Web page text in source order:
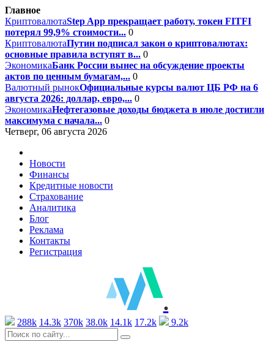
Главное
КриптовалютаStep App прекращает работу, токен FITFI
потерял 99,9% стоимости... 0
КриптовалютаПутин подписал закон о криптовалютах:
основные правила вступят в... 0
ЭкономикаБанк России вынес на обсуждение проекты
актов по ценным бумагам,... 0
Валютный рынокОфициальные курсы валют ЦБ РФ на 6
августа 2026: доллар, евро,... 0
ЭкономикаНефтегазовые доходы бюджета в июле достигли
максимума с начала... 0
Четверг, 06 августа 2026
Новости
Финансы
Кредитные новости
Страхование
Аналитика
Блог
Реклама
Контакты
Регистрация
.
288k 14.3k 370k 38.0k 14.1k 17.2k 9.2k